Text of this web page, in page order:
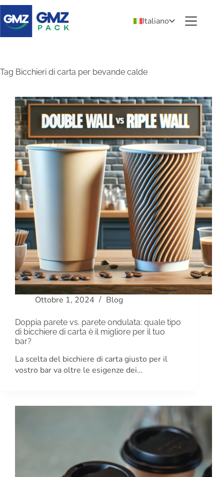
Italiano
Tag Bicchieri di carta per bevande calde
Ottobre 1, 2024 Blog
Doppia parete vs. parete ondulata: quale tipo
di bicchiere di carta è il migliore per il tuo
bar?
La scelta del bicchiere di carta giusto per il
vostro bar va oltre le esigenze dei…